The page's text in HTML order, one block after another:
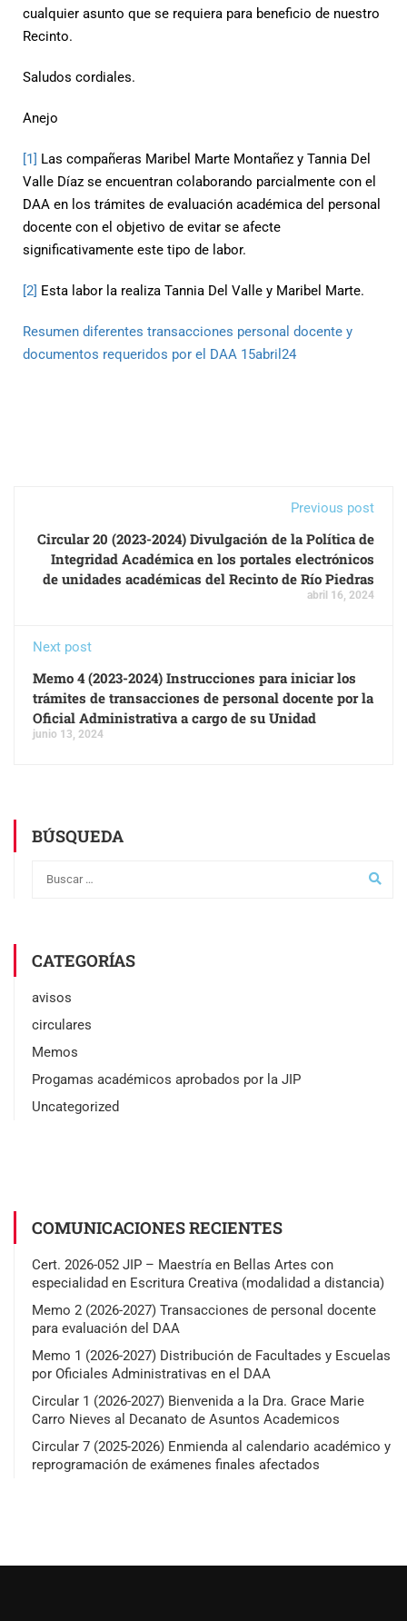
cualquier asunto que se requiera para beneficio de nuestro
Recinto.
Saludos cordiales.
Anejo
[1] Las compañeras Maribel Marte Montañez y Tannia Del
Valle Díaz se encuentran colaborando parcialmente con el
DAA en los trámites de evaluación académica del personal
docente con el objetivo de evitar se afecte
significativamente este tipo de labor.
[2] Esta labor la realiza Tannia Del Valle y Maribel Marte.
Resumen diferentes transacciones personal docente y
documentos requeridos por el DAA 15abril24
Previous post
Circular 20 (2023-2024) Divulgación de la Política de
Integridad Académica en los portales electrónicos
de unidades académicas del Recinto de Río Piedras
abril 16, 2024
Next post
Memo 4 (2023-2024) Instrucciones para iniciar los
trámites de transacciones de personal docente por la
Oficial Administrativa a cargo de su Unidad
junio 13, 2024
BÚSQUEDA
CATEGORÍAS
avisos
circulares
Memos
Progamas académicos aprobados por la JIP
Uncategorized
COMUNICACIONES RECIENTES
Cert. 2026-052 JIP – Maestría en Bellas Artes con
especialidad en Escritura Creativa (modalidad a distancia)
Memo 2 (2026-2027) Transacciones de personal docente
para evaluación del DAA
Memo 1 (2026-2027) Distribución de Facultades y Escuelas
por Oficiales Administrativas en el DAA
Circular 1 (2026-2027) Bienvenida a la Dra. Grace Marie
Carro Nieves al Decanato de Asuntos Academicos
Circular 7 (2025-2026) Enmienda al calendario académico y
reprogramación de exámenes finales afectados